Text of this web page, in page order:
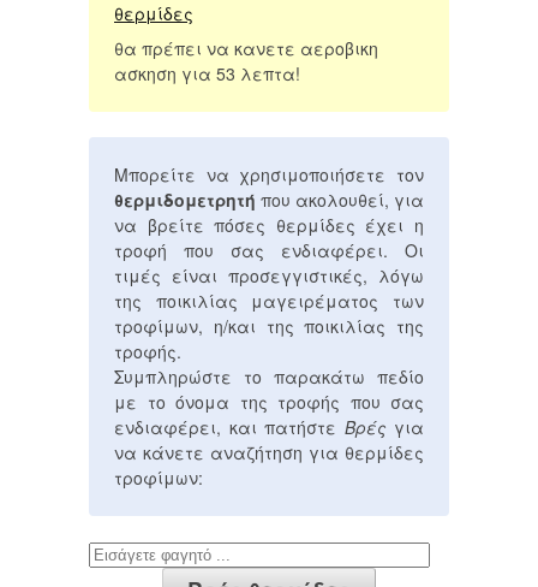
θερμίδες
θα πρέπει να κανετε αεροβικη
ασκηση για 53 λεπτα!
Μπορείτε να χρησιμοποιήσετε τον
θερμιδομετρητή που ακολουθεί, για
να βρείτε πόσες θερμίδες έχει η
τροφή που σας ενδιαφέρει. Οι
τιμές είναι προσεγγιστικές, λόγω
της ποικιλίας μαγειρέματος των
τροφίμων, η/και της ποικιλίας της
τροφής.
Συμπληρώστε το παρακάτω πεδίο
με το όνομα της τροφής που σας
ενδιαφέρει, και πατήστε Βρές για
να κάνετε αναζήτηση για θερμίδες
τροφίμων: